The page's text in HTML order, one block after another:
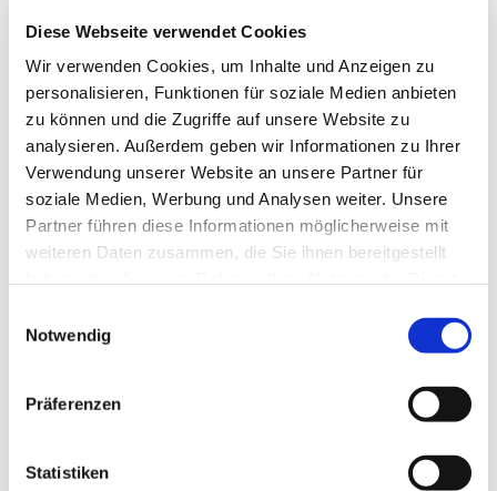
Diese Webseite verwendet Cookies
Wir verwenden Cookies, um Inhalte und Anzeigen zu
personalisieren, Funktionen für soziale Medien anbieten
zu können und die Zugriffe auf unsere Website zu
analysieren. Außerdem geben wir Informationen zu Ihrer
Verwendung unserer Website an unsere Partner für
soziale Medien, Werbung und Analysen weiter. Unsere
Partner führen diese Informationen möglicherweise mit
weiteren Daten zusammen, die Sie ihnen bereitgestellt
Cookies, wenn Sie unsere Webseite weiterhin nutzen.
Notwendig
Präferenzen
Statistiken
microm geo b4p
microm geo b4p
Kurzzeitlizenzen
microm geo b4p
Daten
Soziodemografie & -ökonomie
Konsumentenverhalten
Strategische